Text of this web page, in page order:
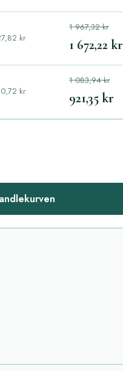
kr
1 967,32 kr
1 672,22 kr
kr
1 083,94 kr
921,35 kr